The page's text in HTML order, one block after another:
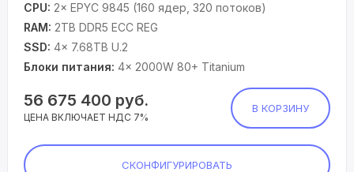
CPU: 2× EPYC 9845 (160 ядер, 320 потоков)
RAM: 2TB DDR5 ECC REG
SSD: 4× 7.68TB U.2
Блоки питания: 4× 2000W 80+ Titanium
56 675 400 руб.
ЦЕНА ВКЛЮЧАЕТ НДС 7%
В КОРЗИНУ
СКОНФИГУРИРОВАТЬ